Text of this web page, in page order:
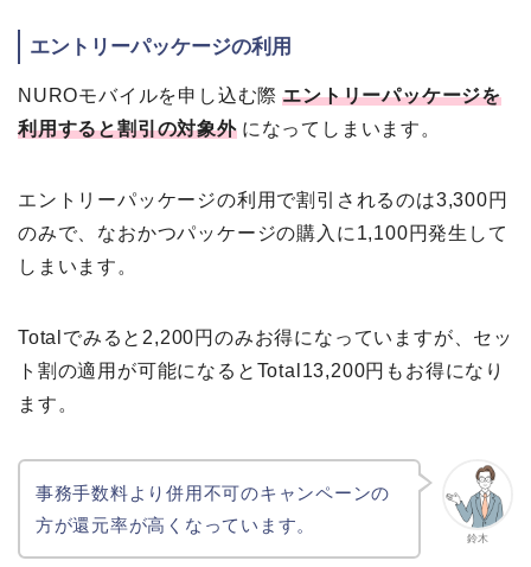
エントリーパッケージの利用
NUROモバイルを申し込む際 エントリーパッケージを
利用すると割引の対象外 になってしまいます。
エントリーパッケージの利用で割引されるのは3,300円
のみで、なおかつパッケージの購入に1,100円発生して
しまいます。
Totalでみると2,200円のみお得になっていますが、セッ
ト割の適用が可能になるとTotal13,200円もお得になり
ます。
鈴木
事務手数料より併用不可のキャンペーンの
方が還元率が高くなっています。